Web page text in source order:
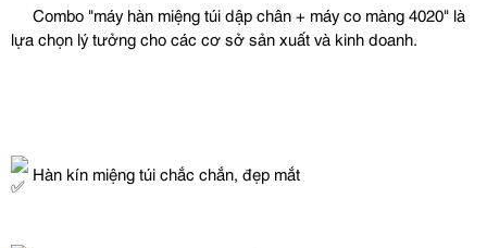
Combo "máy hàn miệng túi dập chân + máy co màng 4020" là
lựa chọn lý tưởng cho các cơ sở sản xuất và kinh doanh.
Hàn kín miệng túi chắc chắn, đẹp mắt